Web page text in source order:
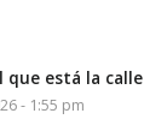
que está la calle
- 1:55 pm